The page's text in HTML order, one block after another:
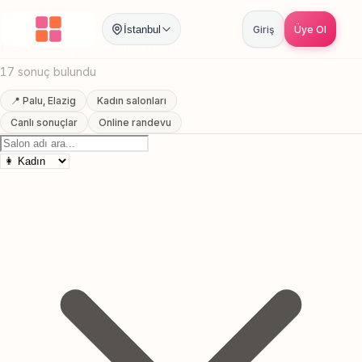
İstanbul Giriş Üye Ol
Anasayfa / Elazig Palu Kadın Kuaförü
Palu, Elazig Kadın Kuaförü
17 sonuç bulundu
📍 Palu, Elazig
Kadın salonları
Canlı sonuçlar
Online randevu